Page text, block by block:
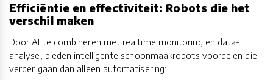
Efficiëntie en effectiviteit: Robots die het
verschil maken
Door AI te combineren met realtime monitoring en data-
analyse, bieden intelligente schoonmaakrobots voordelen die
verder gaan dan alleen automatisering: